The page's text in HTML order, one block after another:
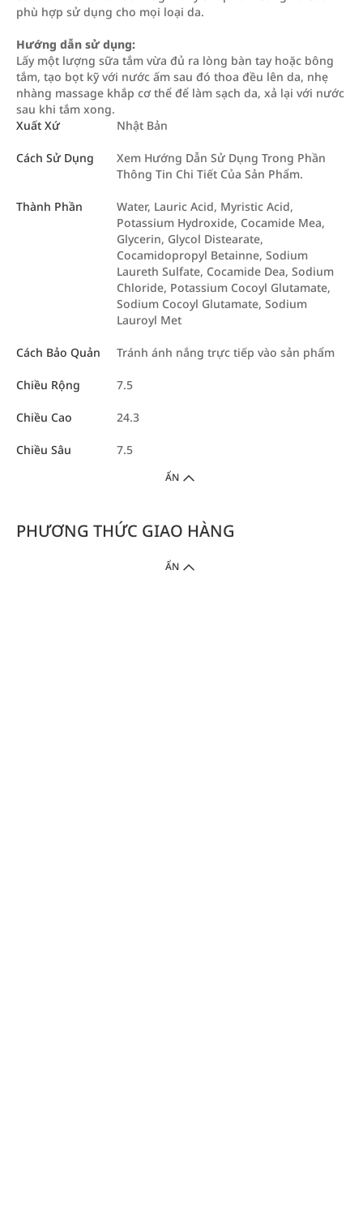
phù hợp sử dụng cho mọi loại da.
Hướng dẫn sử dụng:
Lấy một lượng sữa tắm vừa đủ ra lòng bàn tay hoặc bông
tắm, tạo bọt kỹ với nước ấm sau đó thoa đều lên da, nhẹ
nhàng massage khắp cơ thể để làm sạch da, xả lại với nước
sau khi tắm xong.
Xuất Xứ
Nhật Bản
Cách Sử Dụng
Xem Hướng Dẫn Sử Dụng Trong Phần
Thông Tin Chi Tiết Của Sản Phẩm.
Thành Phần
Water, Lauric Acid, Myristic Acid,
Potassium Hydroxide, Cocamide Mea,
Glycerin, Glycol Distearate,
Cocamidopropyl Betainne, Sodium
Laureth Sulfate, Cocamide Dea, Sodium
Chloride, Potassium Cocoyl Glutamate,
Sodium Cocoyl Glutamate, Sodium
Lauroyl Met
Cách Bảo Quản Tránh ánh nắng trực tiếp vào sản phẩm
Chiều Rộng 7.5
Chiều Cao 24.3
Chiều Sâu 7.5
ẨN
PHƯƠNG THỨC GIAO HÀNG
ẨN